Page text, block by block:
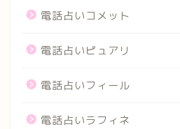
電話占いコメット
電話占いピュアリ
電話占いフィール
電話占いラフィネ